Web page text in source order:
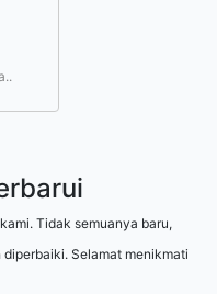
Tidak semuanya baru,
Selamat menikmati